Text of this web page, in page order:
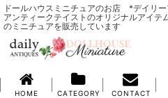
ドールハウスミニチュアのお店 *デイリ
アンティークテイストのオリジナルアイテ
のミニチュアを販売しています
H O M E C A T E G O R Y C O N T A C T